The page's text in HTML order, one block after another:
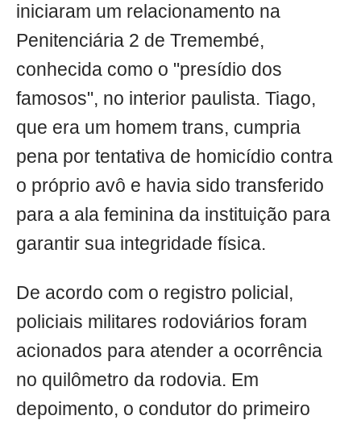
iniciaram um relacionamento na
Penitenciária 2 de Tremembé,
conhecida como o "presídio dos
famosos", no interior paulista. Tiago,
que era um homem trans, cumpria
pena por tentativa de homicídio contra
o próprio avô e havia sido transferido
para a ala feminina da instituição para
garantir sua integridade física.
De acordo com o registro policial,
policiais militares rodoviários foram
acionados para atender a ocorrência
no quilômetro da rodovia. Em
depoimento, o condutor do primeiro